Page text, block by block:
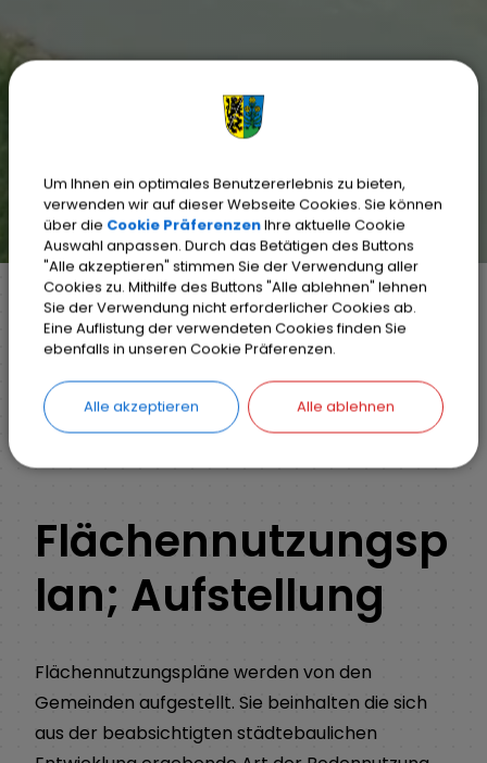
Markt Weisendorf Bürgerinfo
Rathaus
Ihr Anliegen
Detail
ZURÜCK
Flächennutzungsp
lan; Aufstellung
Flächennutzungspläne werden von den
Gemeinden aufgestellt. Sie beinhalten die sich
aus der beabsichtigten städtebaulichen
Um Ihnen ein optimales Benutzererlebnis zu bieten,
verwenden wir auf dieser Webseite Cookies. Sie können
über die Cookie PräferenzenIhre aktuelle Cookie
Auswahl anpassen. Durch das Betätigen des Buttons
"Alle akzeptieren" stimmen Sie der Verwendung aller
Cookies zu. Mithilfe des Buttons "Alle ablehnen" lehnen
Sie der Verwendung nicht erforderlicher Cookies ab.
Eine Auflistung der verwendeten Cookies finden Sie
ebenfalls in unseren Cookie Präferenzen.
Alle akzeptieren Alle ablehnen